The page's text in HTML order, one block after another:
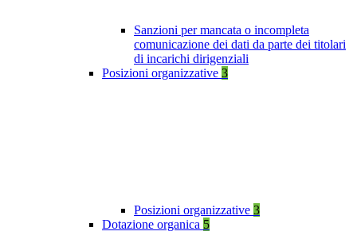
Sanzioni per mancata o incompleta
comunicazione dei dati da parte dei titolari
di incarichi dirigenziali
Posizioni organizzative 3
Posizioni organizzative 3
Dotazione organica 5